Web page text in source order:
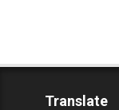
Translate